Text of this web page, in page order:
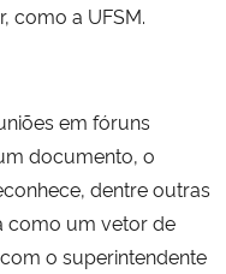
como a UFSM.
em fóruns
documento, o
dentre outras
como um vetor de
o superintendente